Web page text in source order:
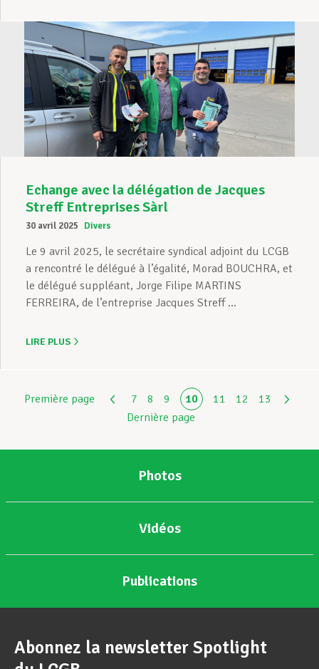
Echange avec la délégation de Jacques
Streff Entreprises Sàrl
30 avril 2025 Divers
Le 9 avril 2025, le secrétaire syndical adjoint du LCGB
a rencontré le délégué à l’égalité, Morad BOUCHRA, et
le délégué suppléant, Jorge Filipe MARTINS
FERREIRA, de l’entreprise Jacques Streff ...
LIRE PLUS
Première page 7 8 9 10 11 12
13
Dernière page
Photos
Vidéos
Publications
Abonnez la newsletter Spotlight